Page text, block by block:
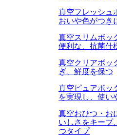
真空フレッシュ
おいや色がつき
真空スリムボッ
便利な、抗菌仕
真空クリアボッ
ぎ、鮮度を保つ
真空ピュアボッ
を実現し、使い
真空おひつ・お
いしさをキープ
つタイプ